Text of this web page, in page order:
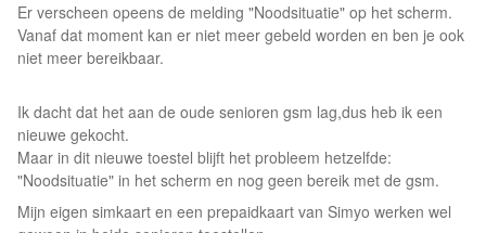
Er verscheen opeens de melding "Noodsituatie" op het scherm.
Vanaf dat moment kan er niet meer gebeld worden en ben je ook
niet meer bereikbaar.
Ik dacht dat het aan de oude senioren gsm lag,dus heb ik een
nieuwe gekocht.
Maar in dit nieuwe toestel blijft het probleem hetzelfde:
"Noodsituatie" in het scherm en nog geen bereik met de gsm.
Mijn eigen simkaart en een prepaidkaart van Simyo werken wel